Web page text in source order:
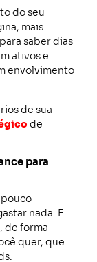
do seu
mais
saber dias
ativos e
envolvimento
de sua
de
para
pouco
nada. E
de forma
quer, que